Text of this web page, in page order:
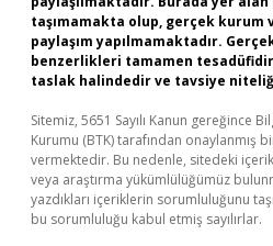
taşımamakta olup, gerçek kurum
paylaşım yapılmamaktadır.
benzerlikleri tamamen
taslak halindedir ve tavsiye
Sitemiz, 5651 Sayılı Kanun gereğince
Kurumu (BTK) tarafından onaylanmış
vermektedir. Bu nedenle, sitedeki
veya araştırma yükümlülüğümüz
yazdıkları içeriklerin sorumluluğunu
bu sorumluluğu kabul etmiş sayılırlar.